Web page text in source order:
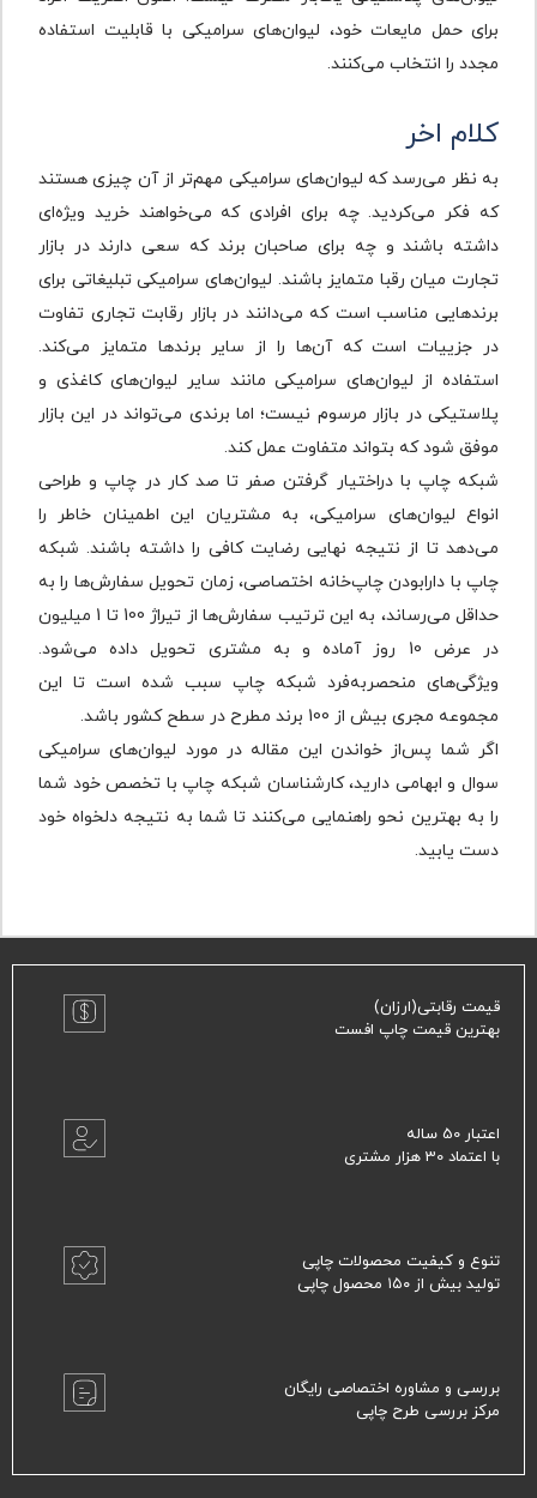
برای حمل مایعات خود، لیوان‌های سرامیکی با قابلیت استفاده
مجدد را انتخاب می‌کنند.
کلام اخر
به نظر می‌رسد که لیوان‌های سرامیکی مهم‌تر از آن چیزی هستند
که فکر می‌کردید. چه برای افرادی که می‌خواهند خرید ویژه‌ای
داشته باشند و چه برای صاحبان برند که سعی دارند در بازار
تجارت میان رقبا متمایز باشند. لیوان‌های سرامیکی تبلیغاتی برای
برندهایی مناسب است که می‌دانند در بازار رقابت تجاری تفاوت
در جزییات است که آن‌ها را از سایر برندها متمایز می‌کند.
استفاده از لیوان‌های سرامیکی مانند سایر لیوان‌های کاغذی و
پلاستیکی در بازار مرسوم نیست؛ اما برندی می‌تواند در این بازار
موفق شود که بتواند متفاوت عمل کند.
شبکه چاپ با دراختیار گرفتن صفر تا صد کار در چاپ و طراحی
انواع لیوان‌های سرامیکی، به مشتریان این اطمینان خاطر را
می‌دهد تا از نتیجه نهایی رضایت کافی را داشته ‌باشند. شبکه
چاپ با دارا‌بودن چاپ‌خانه اختصاصی، زمان تحویل سفارش‌ها را به
حداقل می‌رساند، به این ترتیب سفارش‌ها از تیراژ 100 تا 1 میلیون
در عرض 10 روز آماده و به مشتری تحویل داده‌ می‌شود.
ویژگی‌های منحصربه‌فرد شبکه چاپ سبب شده است تا این
مجموعه مجری بیش از 100 برند مطرح در سطح کشور باشد.
اگر شما پس‌از خواندن این مقاله در مورد لیوان‌های سرامیکی
سوال و ابهامی دارید، کارشناسان شبکه چاپ با تخصص خود شما
را به بهترین نحو راهنمایی می‌کنند تا شما به نتیجه دلخواه خود
دست یابید.
قیمت رقابتی(ارزان)
بهترین قیمت چاپ افست
اعتبار 50 ساله
با اعتماد 30 هزار مشتری
تنوع و کیفیت محصولات چاپی
تولید بیش از ۱۵۰ محصول چاپی
بررسی و مشاوره اختصاصی رایگان
مرکز بررسی طرح چاپی